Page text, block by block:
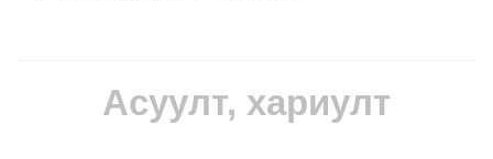
Асуулт, хариулт